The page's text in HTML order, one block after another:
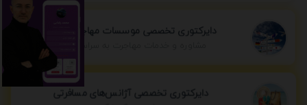
دایرکتوری تخصصی موسسات مهاجرتی ایران
مشاوره و خدمات مهاجرت به سراسر جهان
دایرکتوری تخصصی آژانس‌های مسافرتی